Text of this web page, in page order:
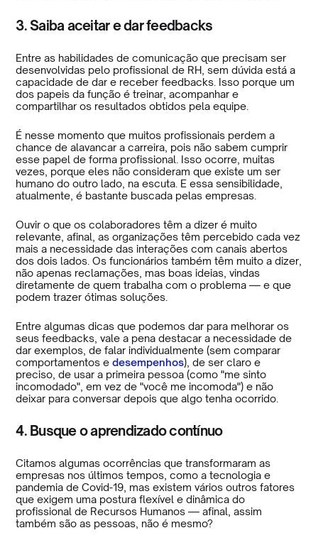
3. Saiba aceitar e dar feedbacks
Entre as habilidades de comunicação que precisam ser
desenvolvidas pelo profissional de RH, sem dúvida está a
capacidade de dar e receber feedbacks. Isso porque um
dos papeis da função é treinar, acompanhar e
compartilhar os resultados obtidos pela equipe.
É nesse momento que muitos profissionais perdem a
chance de alavancar a carreira, pois não sabem cumprir
esse papel de forma profissional. Isso ocorre, muitas
vezes, porque eles não consideram que existe um ser
humano do outro lado, na escuta. E essa sensibilidade,
atualmente, é bastante buscada pelas empresas.
Ouvir o que os colaboradores têm a dizer é muito
relevante, afinal, as organizações têm percebido cada vez
mais a necessidade das interações com canais abertos
dos dois lados. Os funcionários também têm muito a dizer,
não apenas reclamações, mas boas ideias, vindas
diretamente de quem trabalha com o problema — e que
podem trazer ótimas soluções.
Entre algumas dicas que podemos dar para melhorar os
seus feedbacks, vale a pena destacar a necessidade de
dar exemplos, de falar individualmente (sem comparar
comportamentos edesempenhos), de ser claro e
preciso, de usar a primeira pessoa (como "me sinto
incomodado", em vez de "você me incomoda") e não
deixar para conversar depois que algo tenha ocorrido.
4. Busque o aprendizado contínuo
Citamos algumas ocorrências que transformaram as
empresas nos últimos tempos, como a tecnologia e
pandemia de Covid-19, mas existem vários outros fatores
que exigem uma postura flexível e dinâmica do
profissional de Recursos Humanos — afinal, assim
também são as pessoas, não é mesmo?